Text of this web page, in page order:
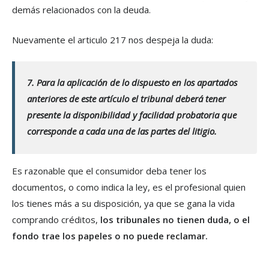
demás relacionados con la deuda.
Nuevamente el articulo 217 nos despeja la duda:
7. Para la aplicación de lo dispuesto en los apartados
anteriores de este artículo el tribunal deberá tener
presente la disponibilidad y facilidad probatoria que
corresponde a cada una de las partes del litigio.
Es razonable que el consumidor deba tener los
documentos, o como indica la ley, es el profesional quien
los tienes más a su disposición, ya que se gana la vida
comprando créditos, los tribunales no tienen duda, o el
fondo trae los papeles o no puede reclamar.